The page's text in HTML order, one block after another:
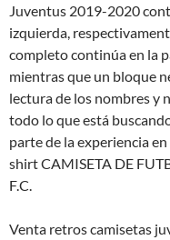
Juventus 2019-2020
izquierda,
completo continúa en la
mientras que un bloque
lectura de los nombres y
todo lo que está
parte de la experiencia
shirt CAMISETA DE
F.C.
Venta retros camisetas